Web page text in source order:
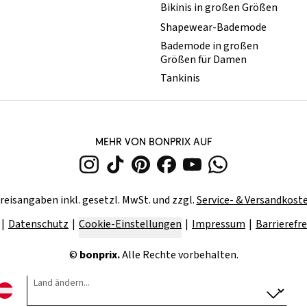
Bikinis in großen Größen
Shapewear-Bademode
Bademode in großen
Größen für Damen
Tankinis
MEHR VON BONPRIX AUF
inkl. gesetzl. MwSt. und zzgl.Service- &
Datenschutz Cookie-Einstellungen Impressum
© bonprix.Alle Rechte vorbehalten.
Land ändern...